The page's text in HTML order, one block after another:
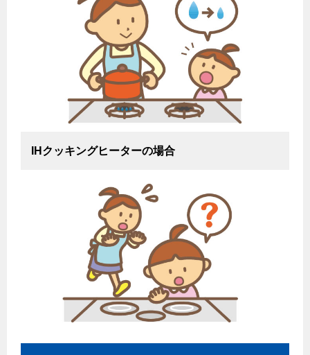
IHクッキングヒーターの場合